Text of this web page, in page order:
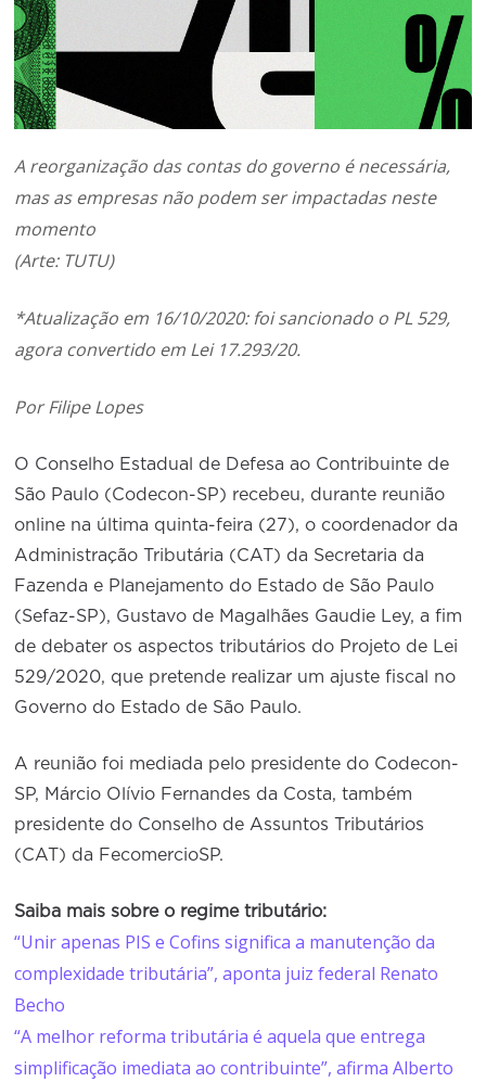
Conselho de Sustentabilidade
Conselho de Comércio Eletrônico
A reorganização das contas do governo é necessária,
mas as empresas não podem ser impactadas neste
momento
(Arte: TUTU)
*Atualização em 16/10/2020: foi sancionado o PL 529,
agora convertido em Lei 17.293/20.
Por Filipe Lopes
O Conselho Estadual de Defesa ao Contribuinte de
São Paulo (Codecon-SP) recebeu, durante reunião
online na última quinta-feira (27), o coordenador da
Administração Tributária (CAT) da Secretaria da
Fazenda e Planejamento do Estado de São Paulo
(Sefaz-SP), Gustavo de Magalhães Gaudie Ley, a fim
de debater os aspectos tributários do Projeto de Lei
529/2020, que pretende realizar um ajuste fiscal no
Governo do Estado de São Paulo.
A reunião foi mediada pelo presidente do Codecon-
SP, Márcio Olívio Fernandes da Costa, também
presidente do Conselho de Assuntos Tributários
(CAT) da FecomercioSP.
Saiba mais sobre o regime tributário:
“Unir apenas PIS e Cofins significa a manutenção da
complexidade tributária”, aponta juiz federal Renato
Becho
“A melhor reforma tributária é aquela que entrega
simplificação imediata ao contribuinte”, afirma Alberto